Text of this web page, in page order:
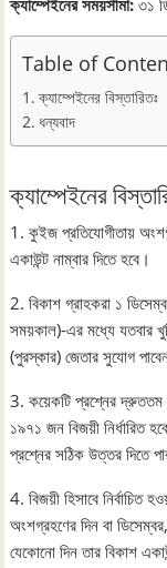
ক্যাম্পেইনের সময়সীমা: ৩১
Table of
ক্যাম্পেইনের বিস্তারিতঃ
ধন্যবাদ
ক্যাম্পেইনের
1. কুইজ প্রতিযোগীতায়
একাউন্ট নাম্বার দিতে হবে।
2. বিকাশ গ্রাহকরা ১
সময়কাল)-এর মধ্যে যতবার
(পুরস্কার) জেতার সুযোগ
3. কয়েকটি প্রশ্নের দ্রুততম
১৯৭১ জন বিজয়ী নির্ধারিত
প্রশ্নের সঠিক উত্তর দিতে
4. বিজয়ী হিসাবে
অংশগ্রহণের দিন বা
যেকোনো দিন তার বিকাশ